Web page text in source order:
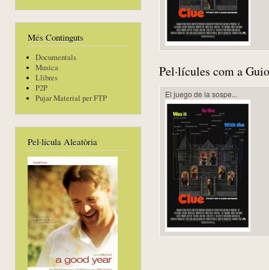
Més Continguts
Documentals
Musica
Llibres
P2P
Pujar Material per FTP
Pel·lícula Aleatòria
Pel·lícules com a
El juego de la sospe...